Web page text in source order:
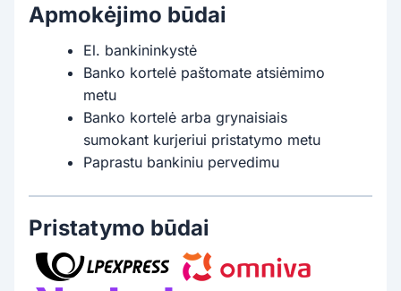
Apmokėjimo būdai
El. bankininkystė
Banko kortelė paštomate atsiėmimo
metu
Banko kortelė arba grynaisiais
sumokant kurjeriui pristatymo metu
Paprastu bankiniu pervedimu
Pristatymo būdai